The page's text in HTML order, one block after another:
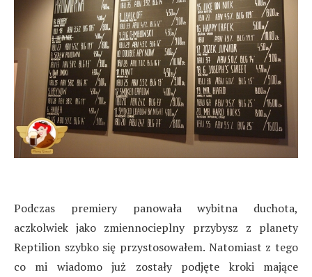
Podczas premiery panowała wybitna duchota,
aczkolwiek jako zmiennocieplny przybysz z planety
Reptilion szybko się przystosowałem. Natomiast z tego
co mi wiadomo już zostały podjęte kroki mające